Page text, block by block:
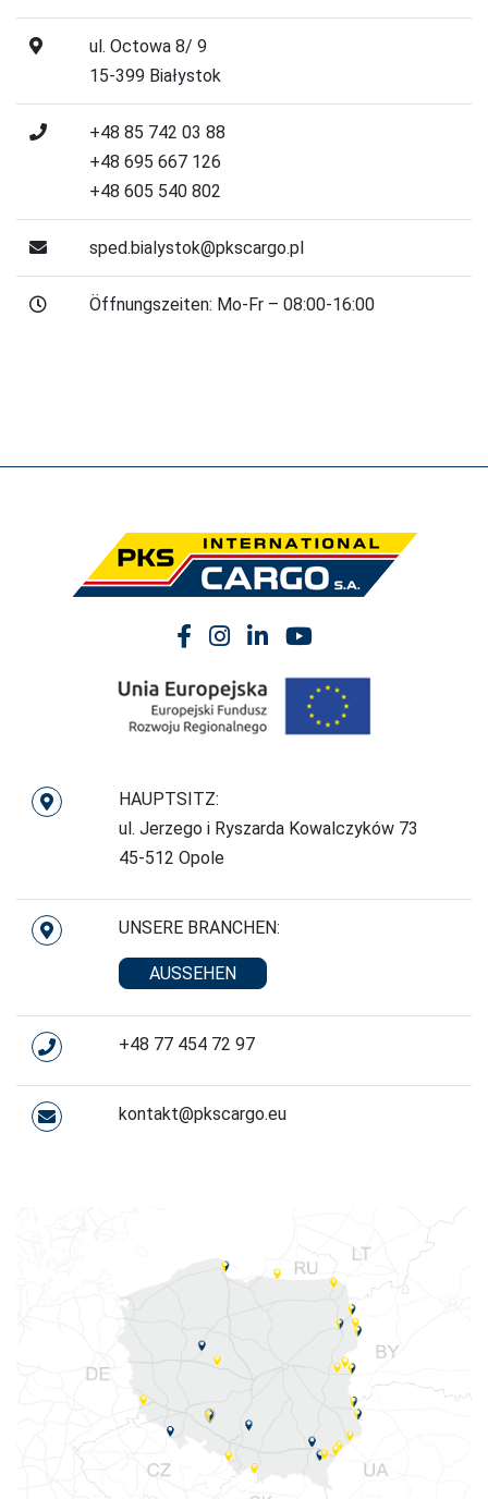
ul. Octowa 8/ 9
15-399 Białystok
+48 85 742 03 88
+48 695 667 126
+48 605 540 802
sped.bialystok@pkscargo.pl
Öffnungszeiten: Mo-Fr – 08:00-16:00
HAUPTSITZ:
ul. Jerzego i Ryszarda Kowalczyków 73
45-512 Opole
UNSERE BRANCHEN:
AUSSEHEN
+48 77 454 72 97
kontakt@pkscargo.eu